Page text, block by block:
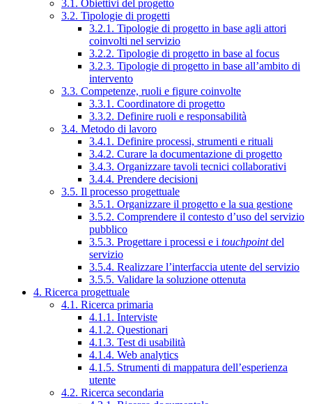
3.1. Obiettivi del progetto
3.2. Tipologie di progetti
3.2.1. Tipologie di progetto in base agli attori
coinvolti nel servizio
3.2.2. Tipologie di progetto in base al focus
3.2.3. Tipologie di progetto in base all’ambito di
intervento
3.3. Competenze, ruoli e figure coinvolte
3.3.1. Coordinatore di progetto
3.3.2. Definire ruoli e responsabilità
3.4. Metodo di lavoro
3.4.1. Definire processi, strumenti e rituali
3.4.2. Curare la documentazione di progetto
3.4.3. Organizzare tavoli tecnici collaborativi
3.4.4. Prendere decisioni
3.5. Il processo progettuale
3.5.1. Organizzare il progetto e la sua gestione
3.5.2. Comprendere il contesto d’uso del servizio
pubblico
3.5.3. Progettare i processi e i touchpointdel
servizio
3.5.4. Realizzare l’interfaccia utente del servizio
3.5.5. Validare la soluzione ottenuta
4. Ricerca progettuale
4.1. Ricerca primaria
4.1.1. Interviste
4.1.2. Questionari
4.1.3. Test di usabilità
4.1.4. Web analytics
4.1.5. Strumenti di mappatura dell’esperienza
utente
4.2. Ricerca secondaria